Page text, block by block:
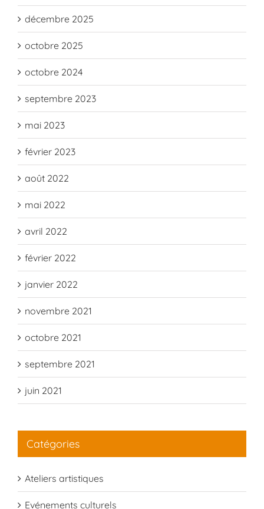
décembre 2025
octobre 2025
octobre 2024
septembre 2023
mai 2023
février 2023
août 2022
mai 2022
avril 2022
février 2022
janvier 2022
novembre 2021
octobre 2021
septembre 2021
juin 2021
Catégories
Ateliers artistiques
Evénements culturels